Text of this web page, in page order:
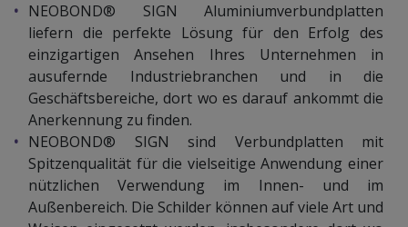
NEOBOND® SIGN Aluminiumverbundplatten
liefern die perfekte Lösung für den Erfolg des
einzigartigen Ansehen Ihres Unternehmen in
ausufernde Industriebranchen und in die
Geschäftsbereiche, dort wo es darauf ankommt die
Anerkennung zu finden.
NEOBOND® SIGN sind Verbundplatten mit
Spitzenqualität für die vielseitige Anwendung einer
nützlichen Verwendung im Innen- und im
Außenbereich. Die Schilder können auf viele Art und